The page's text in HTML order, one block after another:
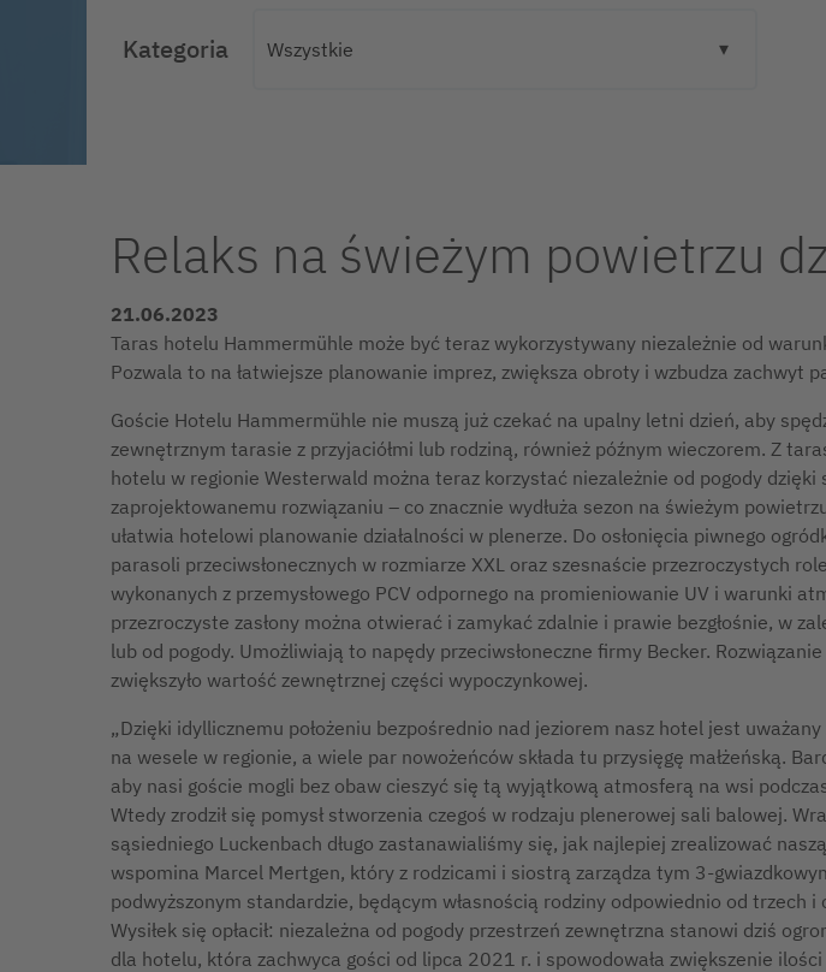
Kategoria
Relaks na świeżym powietrzu
21.06.2023
Taras hotelu Hammermühle może być teraz wykorzystywany niezależnie od
Pozwala to na łatwiejsze planowanie imprez, zwiększa obroty i wzbudza zachwyt
Goście Hotelu Hammermühle nie muszą już czekać na upalny letni dzień, aby
zewnętrznym tarasie z przyjaciółmi lub rodziną, również późnym wieczorem. Z
hotelu w regionie Westerwald można teraz korzystać niezależnie od pogody dzięki
zaprojektowanemu rozwiązaniu – co znacznie wydłuża sezon na świeżym
ułatwia hotelowi planowanie działalności w plenerze. Do osłonięcia piwnego
parasoli przeciwsłonecznych w rozmiarze XXL oraz szesnaście przezroczystych
wykonanych z przemysłowego PCV odpornego na promieniowanie UV i warunki
przezroczyste zasłony można otwierać i zamykać zdalnie i prawie bezgłośnie, w
lub od pogody. Umożliwiają to napędy przeciwsłoneczne firmy Becker.
zwiększyło wartość zewnętrznej części wypoczynkowej.
„Dzięki idyllicznemu położeniu bezpośrednio nad jeziorem nasz hotel jest
na wesele w regionie, a wiele par nowożeńców składa tu przysięgę małżeńską.
aby nasi goście mogli bez obaw cieszyć się tą wyjątkową atmosferą na wsi
Wtedy zrodził się pomysł stworzenia czegoś w rodzaju plenerowej sali balowej.
sąsiedniego Luckenbach długo zastanawialiśmy się, jak najlepiej zrealizować
wspomina Marcel Mertgen, który z rodzicami i siostrą zarządza tym 3-
podwyższonym standardzie, będącym własnością rodziny odpowiednio od trzech i
Wysiłek się opłacił: niezależna od pogody przestrzeń zewnętrzna stanowi dziś
dla hotelu, która zachwyca gości od lipca 2021 r. i spowodowała zwiększenie